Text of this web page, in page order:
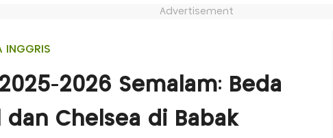
Advertisement
INGGRIS
2025-2026 Semalam: Beda
dan Chelsea di Babak